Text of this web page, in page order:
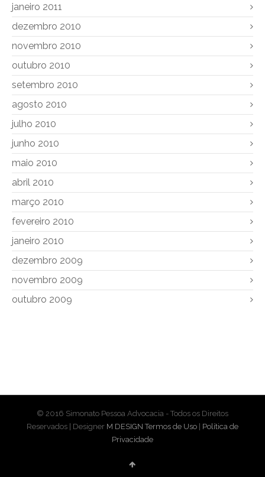
janeiro 2011
dezembro 2010
novembro 2010
outubro 2010
setembro 2010
agosto 2010
julho 2010
junho 2010
maio 2010
abril 2010
março 2010
fevereiro 2010
janeiro 2010
dezembro 2009
novembro 2009
outubro 2009
© 2016 Simonato Pessoa Advocacia - Todos os Direitos
Reservados | Designer M DESIGN Termos de Uso | Política de
Privacidade